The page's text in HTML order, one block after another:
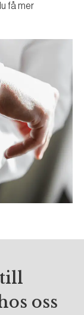
få mer
oss